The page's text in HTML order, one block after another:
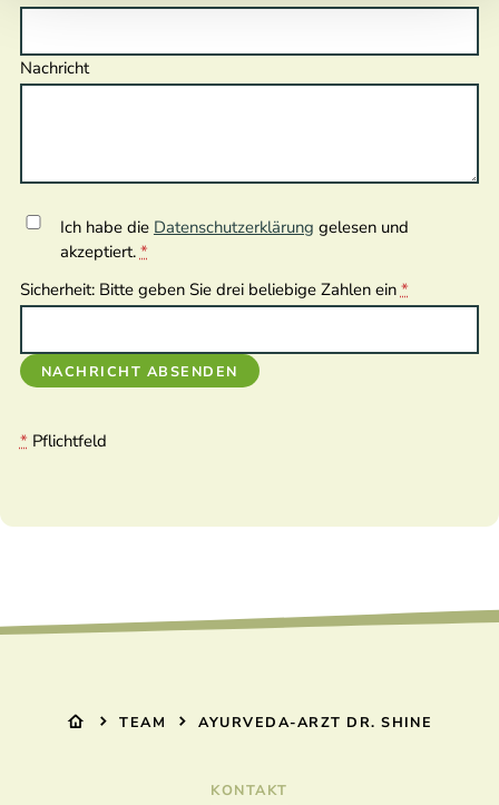
Nachricht
Ich habe die Datenschutzerklärung gelesen und
akzeptiert. *
Sicherheit: Bitte geben Sie drei beliebige Zahlen ein *
* Pflichtfeld
TEAM AYURVEDA-ARZT DR. SHINE
KONTAKT